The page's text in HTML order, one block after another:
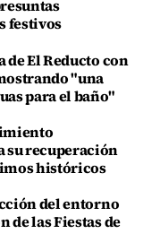
festivos
El Reducto con
"una
para el baño"
su recuperación
históricos
del entorno
las Fiestas de